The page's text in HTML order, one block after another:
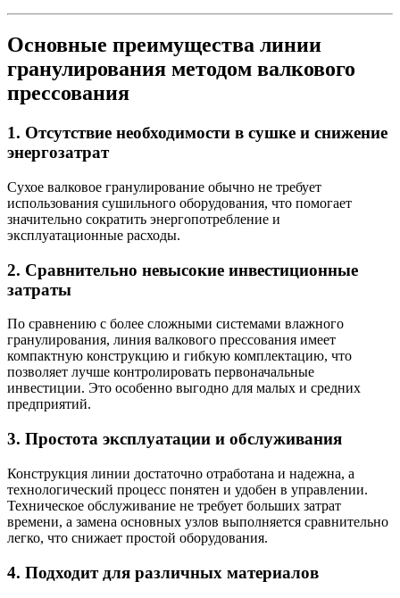
Основные преимущества линии
гранулирования методом валкового
прессования
1. Отсутствие необходимости в сушке и снижение
энергозатрат
Сухое валковое гранулирование обычно не требует
использования сушильного оборудования, что помогает
значительно сократить энергопотребление и
эксплуатационные расходы.
2. Сравнительно невысокие инвестиционные
затраты
По сравнению с более сложными системами влажного
гранулирования, линия валкового прессования имеет
компактную конструкцию и гибкую комплектацию, что
позволяет лучше контролировать первоначальные
инвестиции. Это особенно выгодно для малых и средних
предприятий.
3. Простота эксплуатации и обслуживания
Конструкция линии достаточно отработана и надежна, а
технологический процесс понятен и удобен в управлении.
Техническое обслуживание не требует больших затрат
времени, а замена основных узлов выполняется сравнительно
легко, что снижает простой оборудования.
4. Подходит для различных материалов